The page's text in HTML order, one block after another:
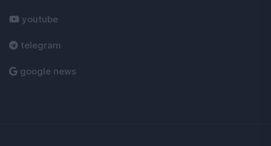
youtube
telegram
google news